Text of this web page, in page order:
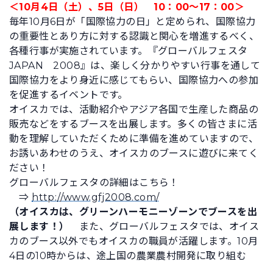
＜10月4日（土）、5日（日） 10：00～17：00＞
毎年10月6日が「国際協力の日」と定められ、国際協力
の重要性とあり方に対する認識と関心を増進するべく、
各種行事が実施されています。『グローバルフェスタ
JAPAN 2008』は、楽しく分かりやすい行事を通して
国際協力をより身近に感じてもらい、国際協力への参加
を促進するイベントです。
オイスカでは、活動紹介やアジア各国で生産した商品の
販売などをするブースを出展します。多くの皆さまに活
動を理解していただくために準備を進めていますので、
お誘いあわせのうえ、オイスカのブースに遊びに来てく
ださい！
グローバルフェスタの詳細はこちら！
⇒ http://www.gfj2008.com/
（オイスカは、グリーンハーモニーゾーンでブースを出
展します！）
また、グローバルフェスタでは、オイス
カのブース以外でもオイスカの職員が活躍します。10月
4日の10時からは、途上国の農業農村開発に取り組む